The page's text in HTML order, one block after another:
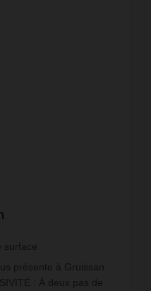
surface
présente à Gruissan
: À deux pas de